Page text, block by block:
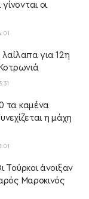
οι
για 12η
τα καμένα
η μάχη
Τούρκοι άνοιξαν
Μαροκινός